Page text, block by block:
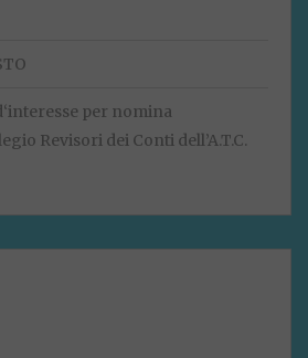
per nomina
Revisori dei Conti dell’A.T.C.